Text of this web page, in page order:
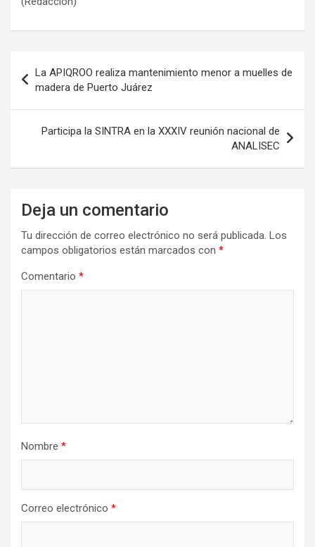
de
entradas
La APIQROO realiza mantenimiento menor a muelles de
madera de Puerto Juárez
Participa la SINTRA en la XXXIV reunión nacional de
ANALISEC
Deja un comentario
Tu dirección de correo electrónico no será publicada. Los
campos obligatorios están marcados con *
Comentario *
Nombre *
Correo electrónico *